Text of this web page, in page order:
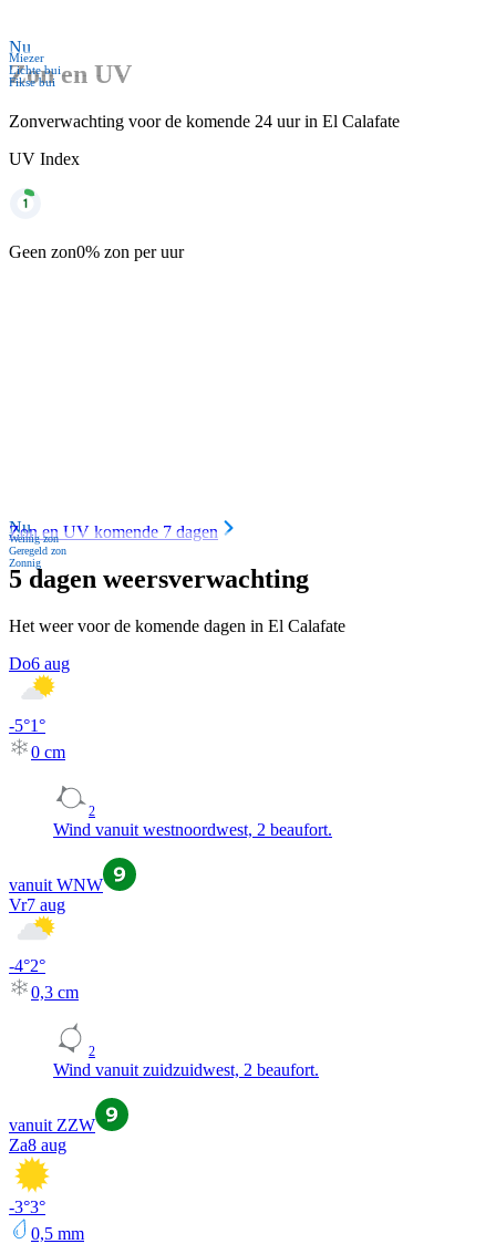
Nu
Miezer
Lichte bui
Fikse bui
Zon en UV
Zonverwachting voor de komende 24 uur in El Calafate
UV Index
Geen zon0% zon per uur
Nu
Weinig zon
Geregeld zon
Zonnig
Zon en UV komende 7 dagen
5 dagen weersverwachting
Het weer voor de komende dagen in El Calafate
Do6 aug
-5°1°
0 cm
2
Wind vanuit westnoordwest, 2 beaufort.
vanuit WNW
Vr7 aug
-4°2°
0,3 cm
2
Wind vanuit zuidzuidwest, 2 beaufort.
vanuit ZZW
Za8 aug
-3°3°
0,5 mm